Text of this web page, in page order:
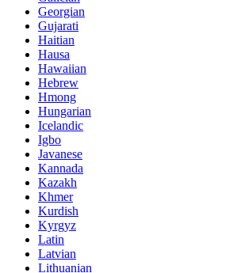
Georgian
Gujarati
Haitian
Hausa
Hawaiian
Hebrew
Hmong
Hungarian
Icelandic
Igbo
Javanese
Kannada
Kazakh
Khmer
Kurdish
Kyrgyz
Latin
Latvian
Lithuanian